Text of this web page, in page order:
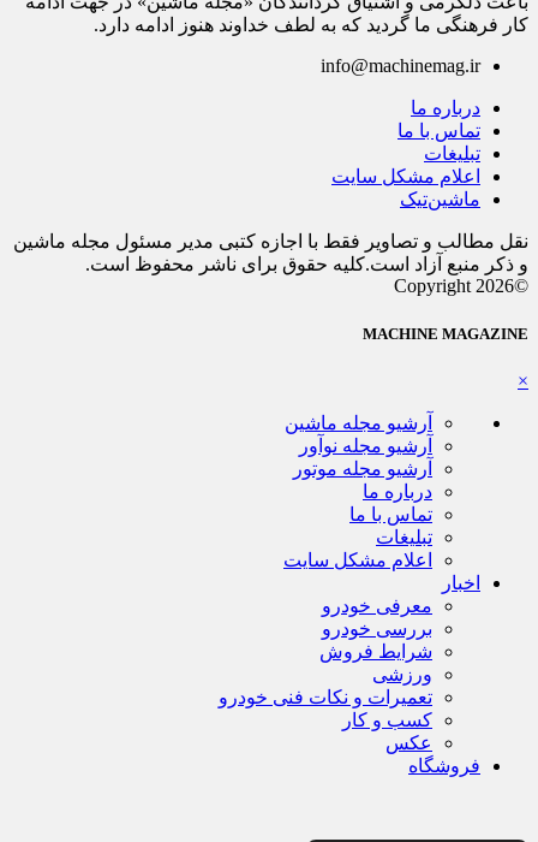
کار فرهنگی ما گردید که به لطف خداوند هنوز ادامه دارد.
info@machinemag.ir
درباره ما
تماس با ما
تبلیغات
اعلام مشکل سایت
ماشین‌تیک
نقل مطالب و تصاویر فقط با اجازه کتبی مدیر مسئول مجله ماشین
و ذکر منبع آزاد است.کلیه حقوق برای ناشر محفوظ است.
©Copyright 2026
MACHINE MAGAZINE
×
آرشیو مجله ماشین
آرشیو مجله نوآور
آرشیو مجله موتور
درباره ما
تماس با ما
تبلیغات
اعلام مشکل سایت
اخبار
معرفی خودرو
بررسی خودرو
شرایط فروش
ورزشی
تعمیرات و نکات فنی خودرو
کسب و کار
عکس
فروشگاه